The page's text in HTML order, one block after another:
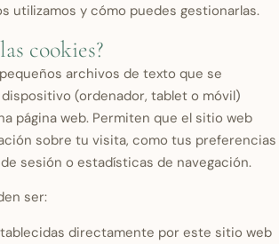
utilizamos y cómo puedes gestionarlas.
cookies?
archivos de texto que se
(ordenador, tablet o móvil)
página web. Permiten que el sitio web
sobre tu visita, como tus preferencias
sesión o estadísticas de navegación.
ser:
directamente por este sitio web